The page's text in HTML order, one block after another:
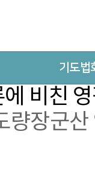
기도법
비친
량장군산